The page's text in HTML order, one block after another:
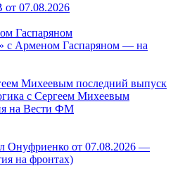
07.08.2026
с Арменом Гаспаряном — на
с Сергеем Михеевым
на Вести ФМ
Онуфриенко от 07.08.2026 —
на фронтах)